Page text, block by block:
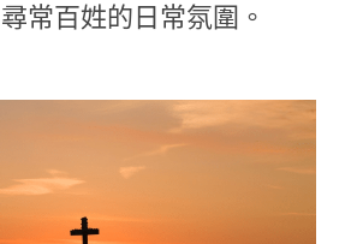
常百姓的日常氛圍。